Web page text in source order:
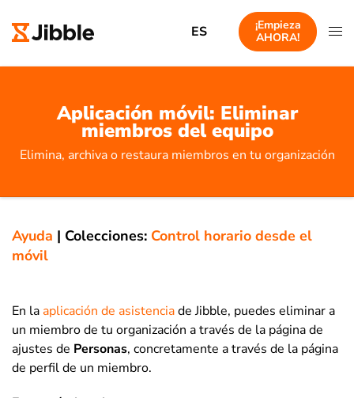
ES
¡Empieza
AHORA!
Aplicación móvil: Eliminar
miembros del equipo
Elimina, archiva o restaura miembros en tu organización
Ayuda | Colecciones: Control horario desde el
móvil
En laaplicación de asistenciade Jibble, puedes eliminar a
un miembro de tu organización a través de la página de
ajustes de Personas, concretamente a través de la página
de perfil de un miembro.